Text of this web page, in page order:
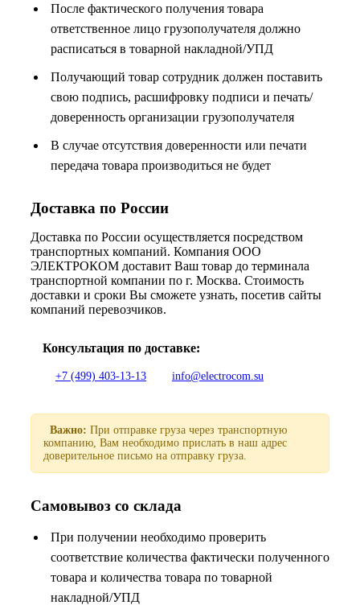
После фактического получения товара
ответственное лицо грузополучателя должно
расписаться в товарной накладной/УПД
Получающий товар сотрудник должен поставить
свою подпись, расшифровку подписи и печать/
доверенность организации грузополучателя
В случае отсутствия доверенности или печати
передача товара производиться не будет
Доставка по России
Доставка по России осуществляется посредством
транспортных компаний. Компания ООО
ЭЛЕКТРОКОМ доставит Ваш товар до терминала
транспортной компании по г. Москва. Стоимость
доставки и сроки Вы сможете узнать, посетив сайты
компаний перевозчиков.
Консультация по доставке:
+7 (499) 403-13-13 info@electrocom.su
Важно: При отправке груза через транспортную
компанию, Вам необходимо прислать в наш адрес
доверительное письмо на отправку груза.
Самовывоз со склада
При получении необходимо проверить
соответствие количества фактически полученного
товара и количества товара по товарной
накладной/УПД